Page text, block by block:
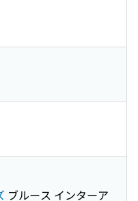
ブルース インターア